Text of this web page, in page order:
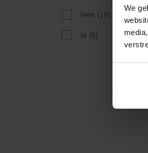
We
Nee (18)
Ja (6)